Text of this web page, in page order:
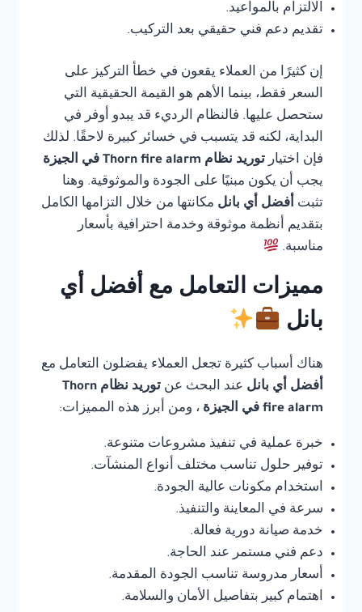
الالتزام بالمواعيد.
تقديم دعم فني حقيقي بعد التركيب.
إن كثيرًا من العملاء يقعون في خطأ التركيز على
السعر فقط، بينما الأهم هو القيمة الحقيقية التي
ستحصل عليها. فالنظام الرديء قد يبدو أوفر في
البداية، لكنه قد يتسبب في خسائر كبيرة لاحقًا. لذلك
فإن اختيار توريد نظام Thorn fire alarm في الجيزة
يجب أن يكون مبنيًا على الجودة والموثوقية. وهنا
تثبت أفضل أي بانل مكانتها من خلال التزامها الكامل
بتقديم أنظمة موثوقة وخدمة احترافية بأسعار
مناسبة.
مميزات التعامل مع أفضل أي
بانل
هناك أسباب كثيرة تجعل العملاء يفضلون التعامل مع
أفضل أي بانل عند البحث عن
توريد نظام Thorn
fire alarm في الجيزة
، ومن أبرز هذه المميزات:
خبرة عملية في تنفيذ مشروعات متنوعة.
توفير حلول تناسب مختلف أنواع المنشآت.
استخدام مكونات عالية الجودة.
سرعة في المعاينة والتنفيذ.
خدمة صيانة دورية فعالة.
دعم فني مستمر عند الحاجة.
أسعار مدروسة تناسب الجودة المقدمة.
اهتمام كبير بتفاصيل الأمان والسلامة.